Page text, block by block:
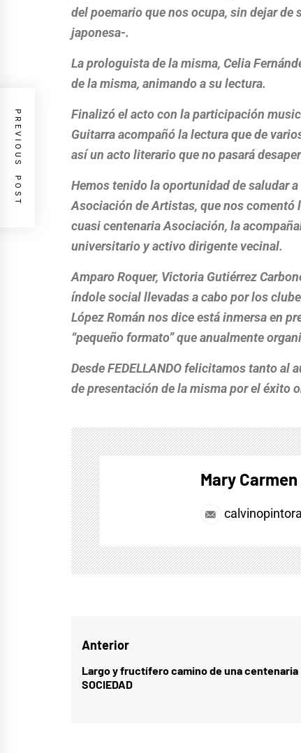
del poemario que nos ocupa, sin dejar
japonesa-.
La prologuista de la misma, Celia
de la misma, animando a su lectura.
Finalizó el acto con la participación
Guitarra acompañó la lectura que de
así un acto literario que no pasará
Hemos tenido la oportunidad de saludar
Asociación de Artistas, que nos comentó
cuasi centenaria Asociación, la
universitario y activo dirigente vecinal.
Amparo Roquer, Victoria Gutiérrez
índole social llevadas a cabo por los
López Román nos dice está inmersa en
“pequeño formato” que anualmente
Desde FEDELLANDO felicitamos tanto al
de presentación de la misma por el éxito
Mary
Navegación
de
Anterior
Entrada
anterior:
Largo y fructífero camino de una centenaria
SOCIEDAD
PREVIOUS POST